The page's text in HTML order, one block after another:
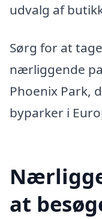
udvalg af
Sørg for at
nærliggende
Phoenix Park,
byparker i
at